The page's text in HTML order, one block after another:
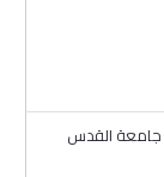
جامعة القدس